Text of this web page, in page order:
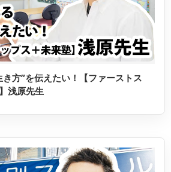
方”を伝えたい！【ファーストス
浅原先生